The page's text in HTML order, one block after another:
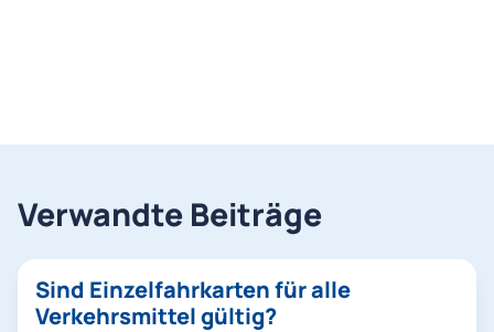
Verwandte Beiträge
Sind Einzelfahrkarten für alle
Verkehrsmittel gültig?